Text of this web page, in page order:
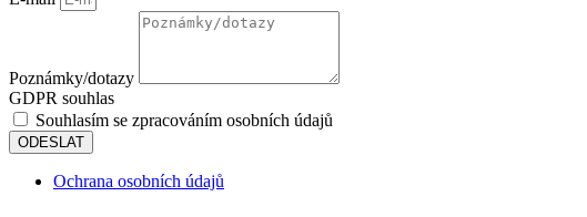
Poznámky/dotazy
GDPR souhlas
Souhlasím se zpracováním osobních údajů
ODESLAT
Ochrana osobních údajů